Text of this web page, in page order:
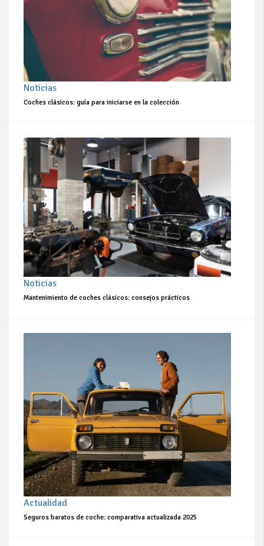
Noticias
Coches clásicos: guía para iniciarse en la colección
Noticias
Mantenimiento de coches clásicos: consejos prácticos
Actualidad
Seguros baratos de coche: comparativa actualizada 2025